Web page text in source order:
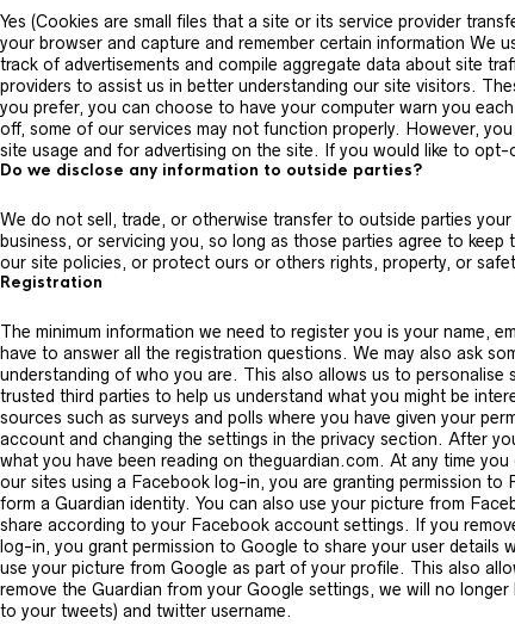
Yes (Cookies are small files that a site or its service provider
your browser and capture and remember certain information We
track of advertisements and compile aggregate data about site
providers to assist us in better understanding our site visitors.
you prefer, you can choose to have your computer warn you
off, some of our services may not function properly. However,
site usage and for advertising on the site. If you would like to
Do we disclose any information to outside parties?
We do not sell, trade, or otherwise transfer to outside parties
business, or servicing you, so long as those parties agree to
our site policies, or protect ours or others rights, property, or
Registration
The minimum information we need to register you is your name,
have to answer all the registration questions. We may also ask
understanding of who you are. This also allows us to
trusted third parties to help us understand what you might be
sources such as surveys and polls where you have given your
account and changing the settings in the privacy section. After
what you have been reading on theguardian.com. At any time
our sites using a Facebook log-in, you are granting permission
form a Guardian identity. You can also use your picture from
share according to your Facebook account settings. If you
log-in, you grant permission to Google to share your user details
use your picture from Google as part of your profile. This also
remove the Guardian from your Google settings, we will no
to your tweets) and twitter username.